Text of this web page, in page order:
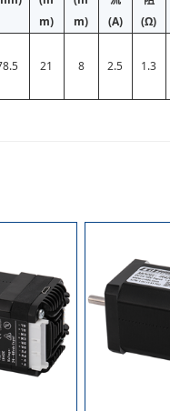
m)
m)
(A)
(Ω)
21 8 2.5 1.3